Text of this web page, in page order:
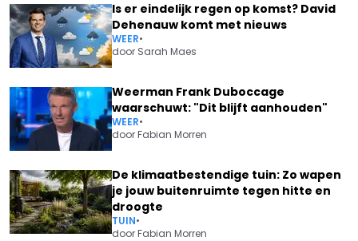
Is er eindelijk regen op komst? David
Dehenauw komt met nieuws
WEER•
door Sarah Maes
Weerman Frank Duboccage
waarschuwt: "Dit blijft aanhouden"
WEER•
doorFabian Morren
De klimaatbestendige tuin: Zo wapen
je jouw buitenruimte tegen hitte en
droogte
TUIN•
doorFabian Morren